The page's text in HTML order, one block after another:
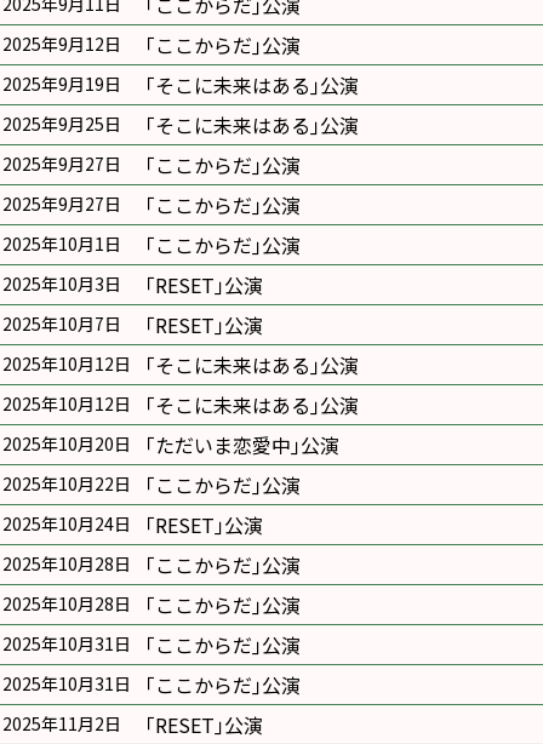
2025年9月12日 ｢ここからだ｣公演
2025年9月19日 ｢そこに未来はある｣公演
2025年9月25日 ｢そこに未来はある｣公演
2025年9月27日 ｢ここからだ｣公演
2025年9月27日 ｢ここからだ｣公演
2025年10月1日 ｢ここからだ｣公演
2025年10月3日 ｢RESET｣公演
2025年10月7日 ｢RESET｣公演
2025年10月12日 ｢そこに未来はある｣公演
2025年10月12日 ｢そこに未来はある｣公演
2025年10月20日 ｢ただいま恋愛中｣公演
2025年10月22日 ｢ここからだ｣公演
2025年10月24日 ｢RESET｣公演
2025年10月28日 ｢ここからだ｣公演
2025年10月28日 ｢ここからだ｣公演
2025年10月31日 ｢ここからだ｣公演
2025年10月31日 ｢ここからだ｣公演
2025年11月2日 ｢RESET｣公演